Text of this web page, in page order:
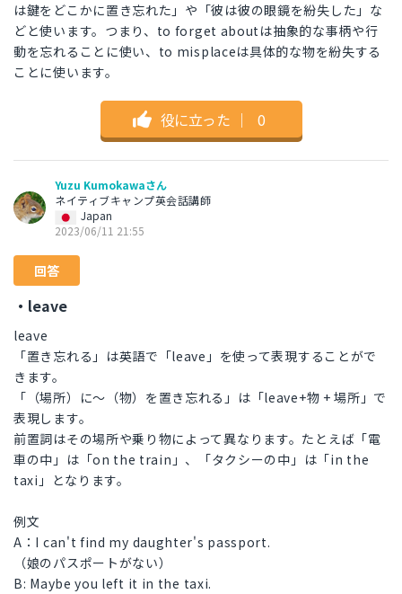
は鍵をどこかに置き忘れた」や「彼は彼の眼鏡を紛失した」な
どと使います。つまり、to forget aboutは抽象的な事柄や行
動を忘れることに使い、to misplaceは具体的な物を紛失する
ことに使います。
役に立った ｜ 0
Yuzu Kumokawaさん
ネイティブキャンプ英会話講師
Japan
2023/06/11 21:55
回答
・leave
leave
「置き忘れる」は英語で「leave」を使って表現することがで
きます。
「（場所）に〜（物）を置き忘れる」は「leave+物 + 場所」で
表現します。
前置詞はその場所や乗り物によって異なります。たとえば「電
車の中」は「on the train」、「タクシーの中」は「in the
taxi」となります。
例文
A：I can't find my daughter's passport.
（娘のパスポートがない）
B: Maybe you left it in the taxi.